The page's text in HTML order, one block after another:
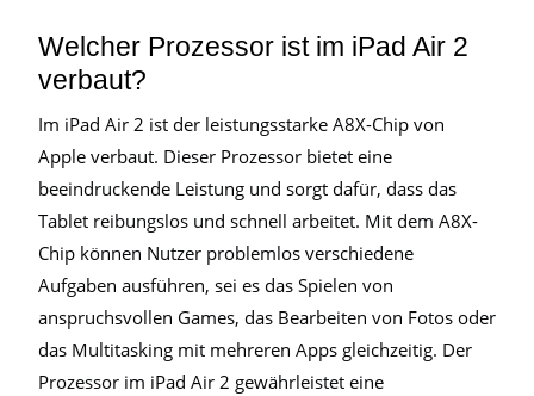
Welcher Prozessor ist im iPad Air 2
verbaut?
Im iPad Air 2 ist der leistungsstarke A8X-Chip von
Apple verbaut. Dieser Prozessor bietet eine
beeindruckende Leistung und sorgt dafür, dass das
Tablet reibungslos und schnell arbeitet. Mit dem A8X-
Chip können Nutzer problemlos verschiedene
Aufgaben ausführen, sei es das Spielen von
anspruchsvollen Games, das Bearbeiten von Fotos oder
das Multitasking mit mehreren Apps gleichzeitig. Der
Prozessor im iPad Air 2 gewährleistet eine